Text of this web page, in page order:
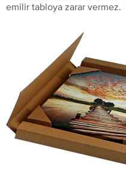
emilir tabloya zarar vermez.